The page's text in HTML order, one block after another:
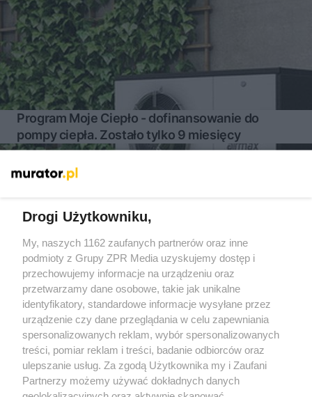
Program Moje Ciepło - dofinansowanie do
pompy ciepła. Zostało tylko 9 miesięcy
Żaden utwór zamieszczony w serwisie nie może być powielany i
rozpowszechniany lub dalej rozpowszechniany w jakikolwiek sposób
(w tym także elektroniczny lub mechaniczny) na jakimkolwiek polu
eksploatacji w jakiejkolwiek formie, włącznie z umieszczaniem w
Internecie bez pisemnej zgody właściciela praw. Jakiekolwiek użycie
lub wykorzystanie utworów w całości lub w części z naruszeniem
prawa, tzn. bez właściwej zgody, jest zabronione pod groźbą kary i
może być ścigane prawnie.
Drogi Użytkowniku,
My, naszych 1162 zaufanych partnerów oraz inne
podmioty z Grupy ZPR Media uzyskujemy dostęp i
przechowujemy informacje na urządzeniu oraz
przetwarzamy dane osobowe, takie jak unikalne
identyfikatory, standardowe informacje wysyłane przez
urządzenie czy dane przeglądania w celu zapewniania
spersonalizowanych reklam, wybór spersonalizowanych
treści, pomiar reklam i treści, badanie odbiorców oraz
ulepszanie usług. Za zgodą Użytkownika my i Zaufani
Partnerzy możemy używać dokładnych danych